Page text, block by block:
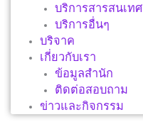
บริการสารสนเทศ
บริการอื่นๆ
บริจาค
เกี่ยวกับเรา
ข้อมูลสำนัก
ติดต่อสอบถาม
ข่าวและกิจกรรม